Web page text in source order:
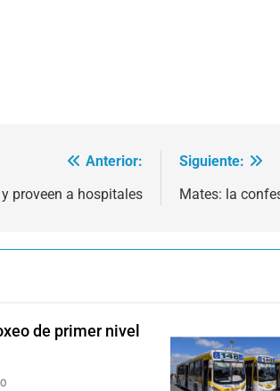
Anterior:
proveen a hospitales
Siguiente:
Mates: la
de primer nivel
0